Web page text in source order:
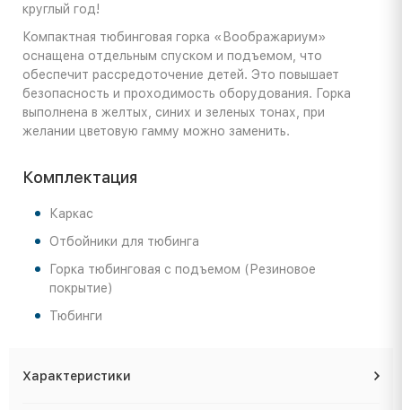
круглый год!
Компактная тюбинговая горка «Воображариум»
оснащена отдельным спуском и подъемом, что
обеспечит рассредоточение детей. Это повышает
безопасность и проходимость оборудования. Горка
выполнена в желтых, синих и зеленых тонах, при
желании цветовую гамму можно заменить.
Комплектация
Каркас
Отбойники для тюбинга
Горка тюбинговая с подъемом (Резиновое
покрытие)
Тюбинги
Характеристики